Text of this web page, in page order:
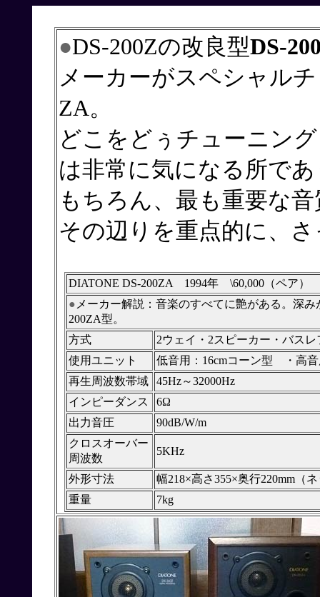
●DS-200Zの改良型DS-
メーカーがスペシャル
ZA。
どこをどぅチューニン
は非常に気になる所で
もちろん、最も重要な
その辺りを重点的に、
DIATONE DS-200ZA 1994年 \60,000（ペア）
● メーカー解説：音楽のすべてに艶がある。深
200ZA型。
方式
2ウェイ・2スピーカー・バス
使用ユニット
低音用：16cmコーン型 ・高音
再生周波数帯域
45Hz～32000Hz
インピーダンス
6Ω
出力音圧
90dB/W/m
クロスオーバー
周波数
5KHz
外形寸法
幅218×高さ355×奥行220mm（
重量
7kg